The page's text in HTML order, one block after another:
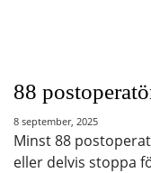
88
8 september, 2025
Minst 88
eller delvis stoppa